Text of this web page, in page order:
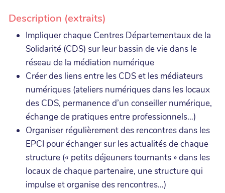
Description (extraits)
Impliquer chaque Centres Départementaux de la
Solidarité (CDS) sur leur bassin de vie dans le
réseau de la médiation numérique
Créer des liens entre les CDS et les médiateurs
numériques (ateliers numériques dans les locaux
des CDS, permanence d’un conseiller numérique,
échange de pratiques entre professionnels…)
Organiser régulièrement des rencontres dans les
EPCI pour échanger sur les actualités de chaque
structure (« petits déjeuners tournants » dans les
locaux de chaque partenaire, une structure qui
impulse et organise des rencontres…)